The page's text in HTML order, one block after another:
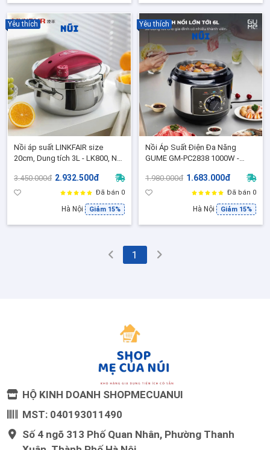
Nồi áp suất LINKFAIR size
20cm, Dung tích 3L - LK800, Nồi
từ, gas
3.450.000đ 2.932.500đ
Đã bán 0
Hà Nội Giảm 15%
Yêu thích
Nồi Áp Suất Điện Đa Năng
GUME GM-PC2838 1000W -
Tháng Chính Hãng
1.980.000đ 1.683.000đ
Đã bán 0
Hà Nội Giảm 15%
Yêu thích
1
HỘ KINH DOANH SHOPMECUANUI
MST: 040193011490
Số 4 ngõ 313 Phố Quan Nhân, Phường Thanh